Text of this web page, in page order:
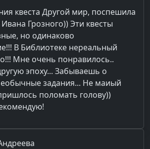
квеста Другой мир, поспешила
Грозного)) Эти квесты
но одинаково
В Библиотеке нереальный
Мне очень понравилось..
эпоху... Забываешь о
задания... Не маиый
поломать голову))